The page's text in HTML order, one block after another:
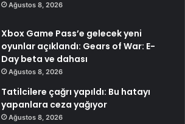
Ağustos 8, 2026
Xbox Game Pass’e gelecek yeni
oyunlar açıklandı: Gears of War: E-
Day beta ve dahası
Ağustos 8, 2026
Tatilcilere çağrı yapıldı: Bu hatayı
yapanlara ceza yağıyor
Ağustos 8, 2026